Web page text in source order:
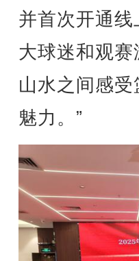
并首次开通线
大球迷和观
山水之间感
魅力。”